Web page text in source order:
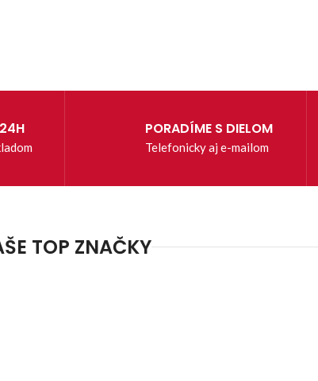
PORADÍME S DIELOM
Telefonicky aj e-mailom
TOP ZNAČKY